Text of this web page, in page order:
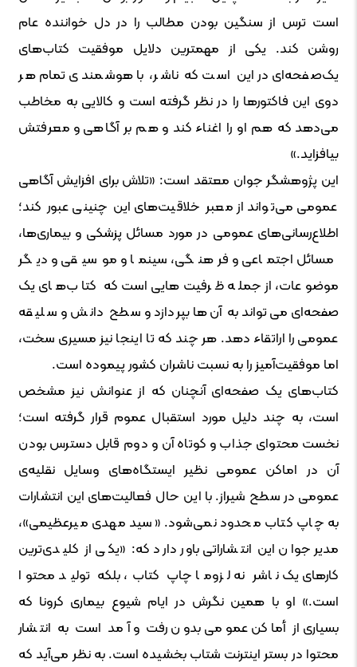
است ترس از سنگین بودن مطالب را در دل خواننده عام
روشن کند. یکی از مهمترین دلایل موفقیت کتاب‌های
یک‌صفحه‌ای در این است که ناشر، با هوشمندی تمام هر
دوی این فاکتورها را در نظر گرفته است و کالایی به مخاطب
می‌دهد که هم او را اغناء کند و هم بر آگاهی و معرفتش
بیافزاید.»
این پژوهشگر جوان معتقد است: «تلاش برای افزایش آگاهی
عمومی می‌تواند از معبر خلاقیت‌های این چنینی عبور کند؛
اطلاع‌رسانی‌های عمومی در مورد مسائل پزشکی و بیماری‌ها،
مسائل اجتماعی و فرهنگی، سینما و موسیقی و دیگر
موضوعات، از جمله ظرفیت‌هایی است که کتاب‌های یک
صفحه‌ای می‌تواند به آن‌ها بپردازد و سطح دانش و سلیقه
عمومی را اراتقاء دهد. هر چند که تا اینجا نیز مسیری سخت،
اما موفقیت‌آمیز را به نسبت ناشران کشور پیموده است.
کتاب‌های یک صفحه‌ای آنچنان که از عنوانش نیز مشخص
است، به چند دلیل مورد استقبال عموم قرار گرفته است؛
نخست محتوای جذاب و کوتاه آن و دوم قابل دسترس بودن
آن در اماکن عمومی نظیر ایستگاه‌های وسایل نقلیه‌ی
عمومی در سطح شیراز. با این حال فعالیت‌های این انتشارات
به چاپ کتاب محدود نمی‌شود. «سید مهدی میرعظیمی»،
مدیر جوان این انتشاراتی باور دارد که: «یکی از کلیدی‌ترین
کارهای یک ناشر نه لزوما چاپ کتاب، بلکه تولید محتوا
است.» او با همین نگرش در ایام شیوع بیماری کرونا که
بسیاری از أماکن عمومی بدون رفت و آمد است به انتشار
محتوا در بستر اینترنت شتاب بخشیده است. به نظر می‌آید که